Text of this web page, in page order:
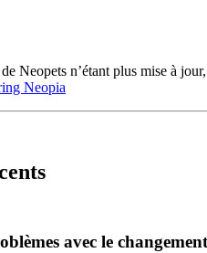
Neopets n’étant plus mise à
Neopia
avec le